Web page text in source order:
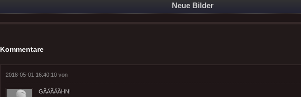
Neue Bilder
Kommentare
2018-05-01 16:40:10 von
GÄÄÄÄÄHN!